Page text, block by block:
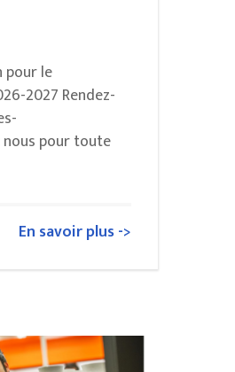
pour le
2027 Rendez-
pour toute
En savoir plus ->